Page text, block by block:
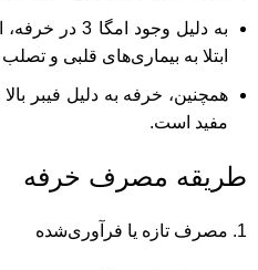
به دلیل وجود
ابتلا به بیماری‌های قلبی و
همچنین، خرفه به دلیل فیبر
مفید است.
طریقه مصرف خرفه
مصرف تازه یا فرآوری‌شده